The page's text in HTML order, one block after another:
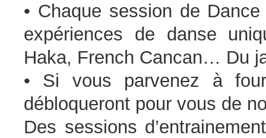
• Chaque session de
expériences de danse
Haka, French Cancan… Du
• Si vous parvenez à
débloqueront pour vous de
Des sessions